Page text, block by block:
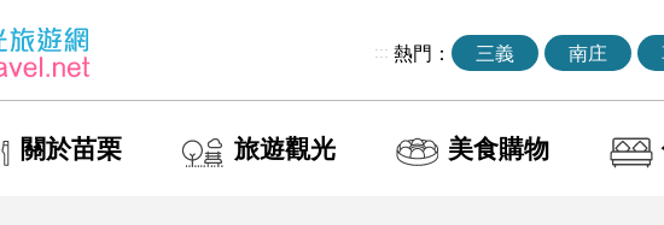
::: 熱門： 三義 南庄
關於苗栗 旅遊觀光 美食購物